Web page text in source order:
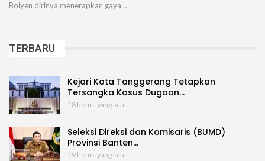
Boiyen dirinya menerapkan gaya…
TERBARU
Kejari Kota Tanggerang Tetapkan
Tersangka Kasus Dugaan…
18 hours yang lalu
Seleksi Direksi dan Komisaris (BUMD)
Provinsi Banten…
19 hours yang lalu